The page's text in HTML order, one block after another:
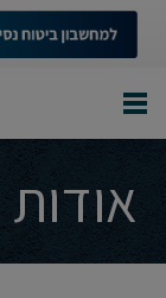
אודות